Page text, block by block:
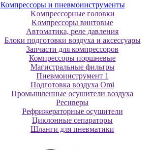
Компрессоры и пневмоинструменты
Koмпpeccopныe гoлoвки
Koмпpeccopы винтoвыe
Автоматика, реле давления
Блоки подготовки воздуха и аксессуары
Запчасти для компрессоров
Компрессоры поршневые
Магистральные фильтры
Пневмоинструмент 1
Подготовка воздуха Omi
Промышленные осушители воздуха
Ресиверы
Рефрижераторные осушители
Циклонные сепараторы
Шланги для пневматики